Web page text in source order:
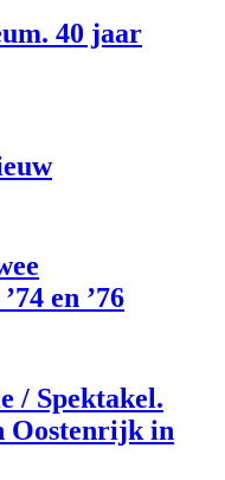
40 jaar
en ’76
/ Spektakel.
Oostenrijk in